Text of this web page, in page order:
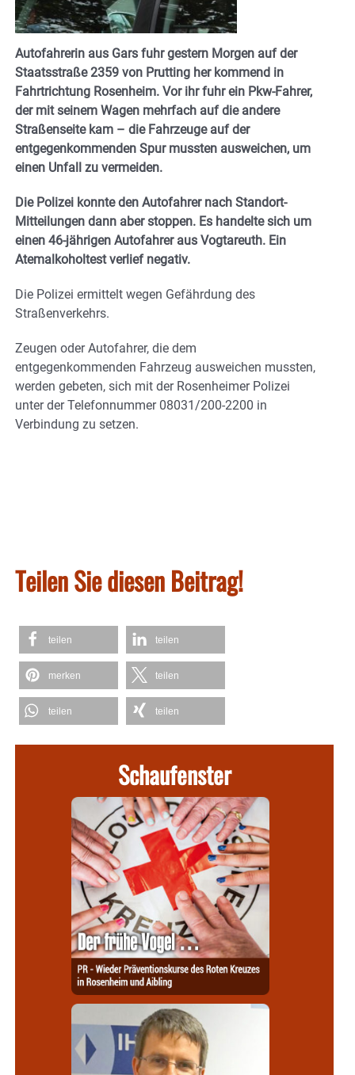
Autofahrerin aus Gars fuhr gestern Morgen auf der
Staatsstraße 2359 von Prutting her kommend in
Fahrtrichtung Rosenheim. Vor ihr fuhr ein Pkw-Fahrer,
der mit seinem Wagen mehrfach auf die andere
Straßenseite kam – die Fahrzeuge auf der
entgegenkommenden Spur mussten ausweichen, um
einen Unfall zu vermeiden.
Die Polizei konnte den Autofahrer nach Standort-
Mitteilungen dann aber stoppen. Es handelte sich um
einen 46-jährigen Autofahrer aus Vogtareuth. Ein
Atemalkoholtest verlief negativ.
Die Polizei ermittelt wegen Gefährdung des
Straßenverkehrs.
Zeugen oder Autofahrer, die dem
entgegenkommenden Fahrzeug ausweichen mussten,
werden gebeten, sich mit der Rosenheimer Polizei
unter der Telefonnummer 08031/200-2200 in
Verbindung zu setzen.
Teilen Sie diesen Beitrag!
teilen teilen
merken teilen
teilen teilen
Schaufenster